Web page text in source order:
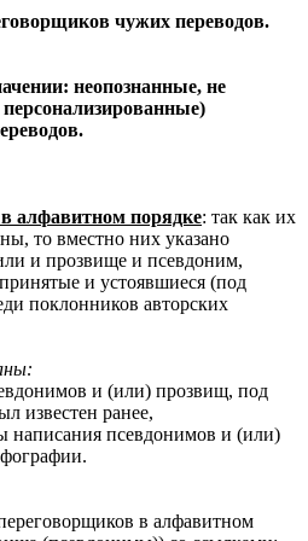
чужих переводов.
неопознанные, не
алфавитном порядке: так как их
то вместно них указано
и прозвище и псевдоним,
и устоявшиеся (под
поклонников авторских
и (или) прозвищ, под
известен ранее,
написания псевдонимов и (или)
в алфавитном